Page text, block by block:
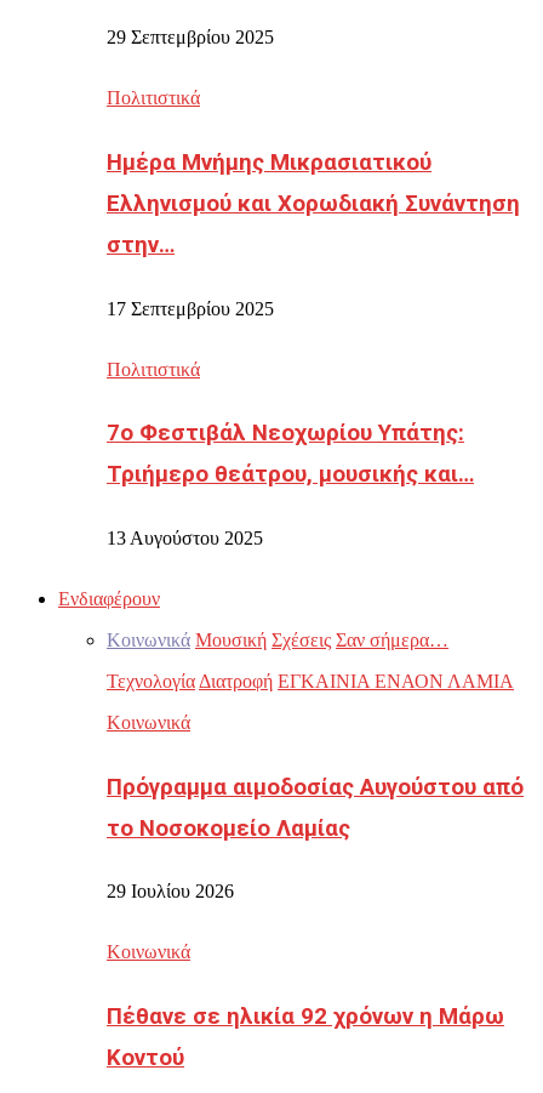
29 Σεπτεμβρίου 2025
Πολιτιστικά
Ημέρα Μνήμης Μικρασιατικού
Ελληνισμού και Χορωδιακή Συνάντηση
στην…
17 Σεπτεμβρίου 2025
Πολιτιστικά
7ο Φεστιβάλ Νεοχωρίου Υπάτης:
Τριήμερο θεάτρου, μουσικής και…
13 Αυγούστου 2025
Ενδιαφέρουν
Κοινωνικά Μουσική Σχέσεις Σαν σήμερα…
Τεχνολογία Διατροφή ΕΓΚΑΙΝΙΑ ΕΝΑΟΝ ΛΑΜΙΑ
Κοινωνικά
Πρόγραμμα αιμοδοσίας Αυγούστου από
το Νοσοκομείο Λαμίας
29 Ιουλίου 2026
Κοινωνικά
Πέθανε σε ηλικία 92 χρόνων η Μάρω
Κοντού